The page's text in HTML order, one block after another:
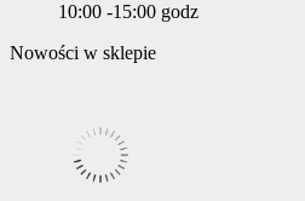
10:00 -15:00 godz
Nowości w sklepie